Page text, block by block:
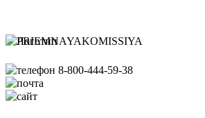
8-800-444-59-38